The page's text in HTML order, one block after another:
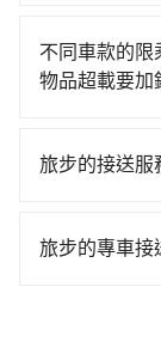
車，不僅每人
費26分鐘在轉
是沒有較大的
最令人詬病的
約了時間但上
看似方便，但
上台中市有些
場議價，建議
確認信，如此
料，將於乘車
一天傍晚五點
型車為主，車
VW為主，其
特殊需求或人
不同車款的
物品超載要加
的車型。 五人
型車可乘坐八
旅步的接送服
旅步的APP查
旅步的專車接